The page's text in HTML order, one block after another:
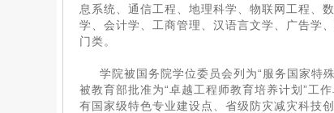
息系统、通信工程、地理科学、物联网工程、
学、会计学、工商管理、汉语言文学、广告学
门类。
学院被国务院学位委员会列为“服务国家特
被教育部批准为“卓越工程师教育培养计划”工
有国家级特色专业建设点、省级防灾减灾科技